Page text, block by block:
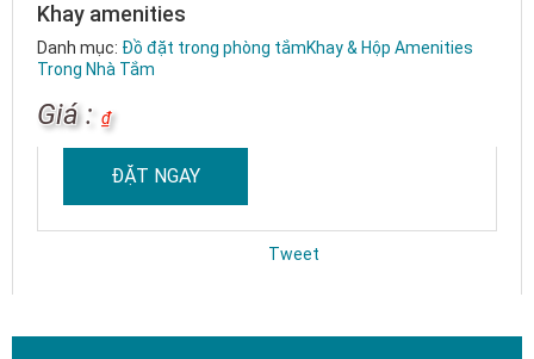
Khay amenities
Danh mục: Đồ đặt trong phòng tắmKhay & Hộp Amenities
Trong Nhà Tắm
Giá : ₫
ĐẶT NGAY
Tweet